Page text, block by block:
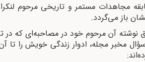
مجاهدات مستمر و تاریخى مرحوم
باز مى‌گردد.
مخبر مجله، ادوار زندگى خویش را